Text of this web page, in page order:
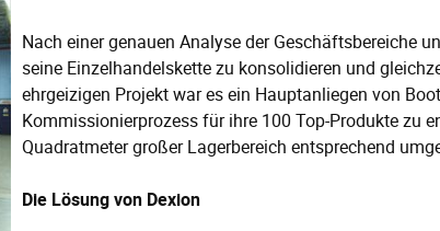
Nach einer genauen Analyse der Geschäftsbereiche
seine Einzelhandelskette zu konsolidieren und
ehrgeizigen Projekt war es ein Hauptanliegen von
Kommissionierprozess für ihre 100 Top-Produkte zu
Quadratmeter großer Lagerbereich entsprechend
Die Lösung von Dexion